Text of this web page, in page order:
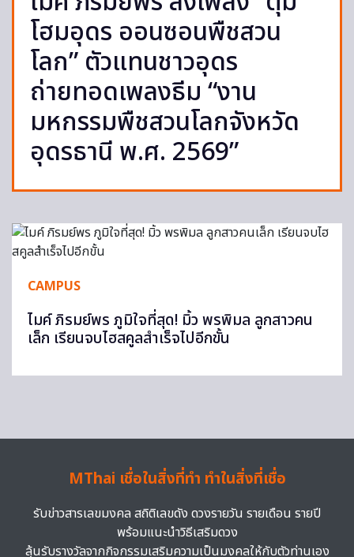
โฮมอุดร ออนซอนพืชสวน
โลก” ตัวแทนชาวอุดร
ถ่ายทอดเพลงธีม “งาน
มหกรรมพืชสวนโลกจังหวัด
อุดรธานี พ.ศ. 2569”
CAMPUS
ไมค์ ภิรมย์พร ภูมิใจที่สุด! มิ้ว พรพิมล ลูกสาวคน
เล็ก เรียนจบไฮสคูลสำเร็จไปอีกขั้น
MThai เชื่อในสิ่งที่ทำ ทำในสิ่งที่เชื่อ
รับข่าวสารเลขมงคล สถิติเลขดัง ดวงรายวัน รายเดือน รายปี
พร้อมแนะนำวิธีเสริมดวง
ลุ้นรับรางวัลจากกิจกรรมเสริมความเป็นมงคลให้กับตัวท่านเอง